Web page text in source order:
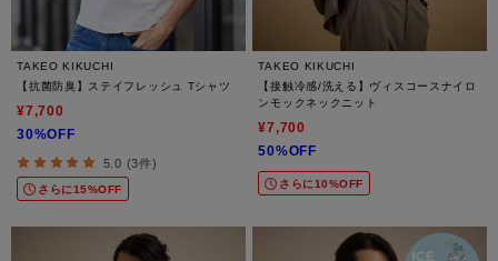
TAKEO KIKUCHI
【抗菌防臭】ステイフレッシュ Tシャツ
¥7,700
30%OFF
5.0 (3件)
さらに15%OFF
TAKEO KIKUCHI
【接触冷感/洗える】ヴィスコースナイロ
ンモックネックニット
¥7,700
50%OFF
さらに10%OFF